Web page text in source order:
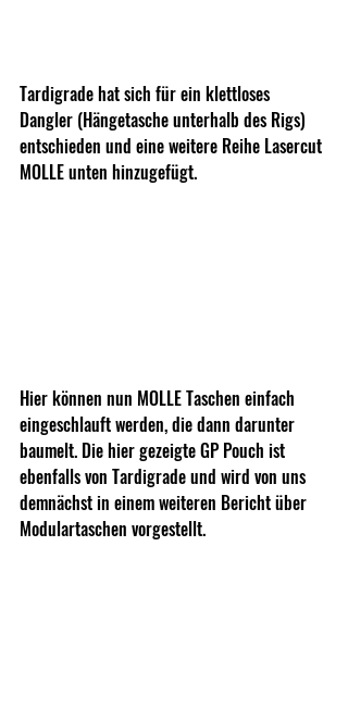
Tardigrade hat sich für ein klettloses
Dangler (Hängetasche unterhalb des Rigs)
entschieden und eine weitere Reihe Lasercut
MOLLE unten hinzugefügt.
Hier können nun MOLLE Taschen einfach
eingeschlauft werden, die dann darunter
baumelt. Die hier gezeigte GP Pouch ist
ebenfalls von Tardigrade und wird von uns
demnächst in einem weiteren Bericht über
Modulartaschen vorgestellt.